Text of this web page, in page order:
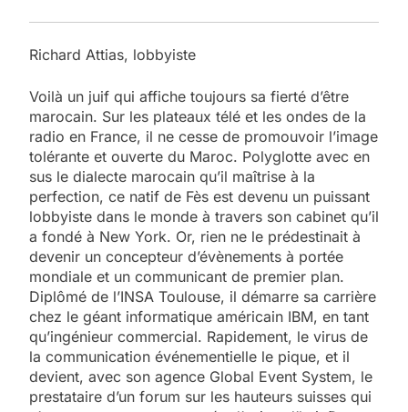
Richard Attias, lobbyiste
Voilà un juif qui affiche toujours sa fierté d’être
marocain. Sur les plateaux télé et les ondes de la
radio en France, il ne cesse de promouvoir l’image
tolérante et ouverte du Maroc. Polyglotte avec en
sus le dialecte marocain qu’il maîtrise à la
perfection, ce natif de Fès est devenu un puissant
lobbyiste dans le monde à travers son cabinet qu’il
a fondé à New York. Or, rien ne le prédestinait à
devenir un concepteur d’évènements à portée
mondiale et un communicant de premier plan.
Diplômé de l’INSA Toulouse, il démarre sa carrière
chez le géant informatique américain IBM, en tant
qu’ingénieur commercial. Rapidement, le virus de
la communication événementielle le pique, et il
devient, avec son agence Global Event System, le
prestataire d’un forum sur les hauteurs suisses qui